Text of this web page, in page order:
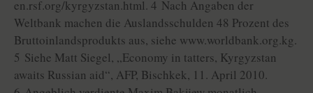
en.rsf.org/kyrgyzstan.html. 4 Nach Angaben der
Weltbank machen die Auslandsschulden 48 Prozent des
Bruttoinlandsprodukts aus, siehe www.worldbank.org.kg.
5 Siehe Matt Siegel, „Economy in tatters, Kyrgyzstan
awaits Russian aid“, AFP, Bischkek, 11. April 2010.